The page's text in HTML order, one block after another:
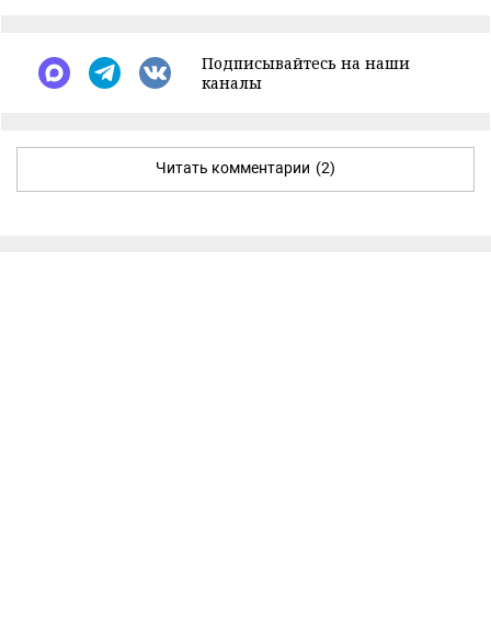
Подписывайтесь на наши
каналы
Читать комментарии (2)